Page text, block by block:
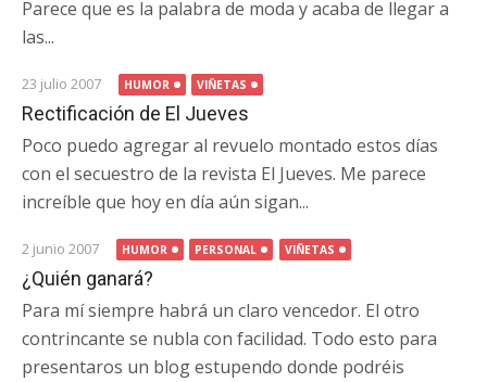
Parece que es la palabra de moda y acaba de llegar a
las...
23 julio 2007 HUMOR VIÑETAS
Rectificación de El Jueves
Poco puedo agregar al revuelo montado estos días
con el secuestro de la revista El Jueves. Me parece
increíble que hoy en día aún sigan...
2 junio 2007 HUMOR PERSONAL VIÑETAS
¿Quién ganará?
Para mí siempre habrá un claro vencedor. El otro
contrincante se nubla con facilidad. Todo esto para
presentaros un blog estupendo donde podréis